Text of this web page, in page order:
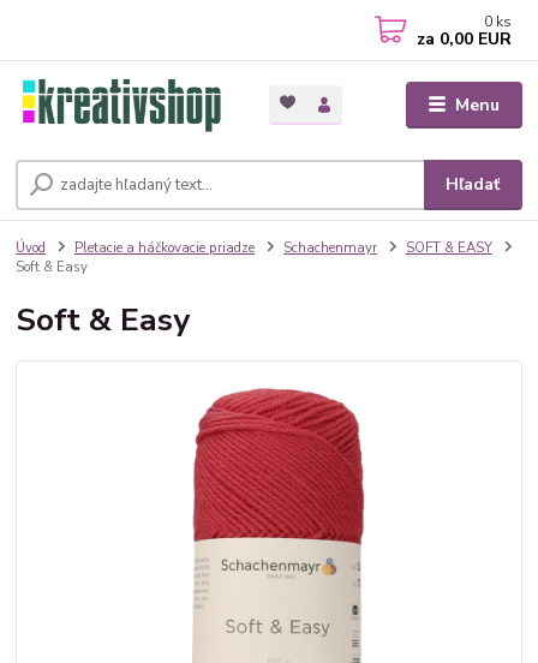
Menu
Hľadať
0 ks
za 0,00 EUR
Úvod Pletacie a háčkovacie priadze Schachenmayr
SOFT & EASY
Soft & Easy
Soft & Easy